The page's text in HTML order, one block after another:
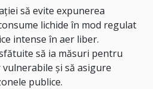
să evite expunerea
lichide în mod regulat
intense în aer liber.
să ia măsuri pentru
și să asigure
publice.